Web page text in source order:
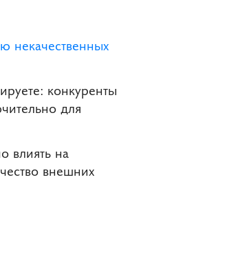
некачественных
конкуренты
для
влиять на
внешних